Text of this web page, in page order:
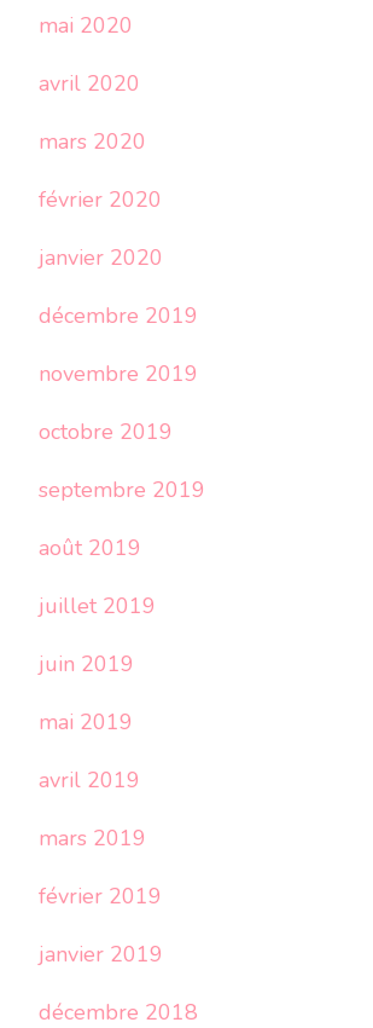
mai 2020
avril 2020
mars 2020
février 2020
janvier 2020
décembre 2019
novembre 2019
octobre 2019
septembre 2019
août 2019
juillet 2019
juin 2019
mai 2019
avril 2019
mars 2019
février 2019
janvier 2019
décembre 2018